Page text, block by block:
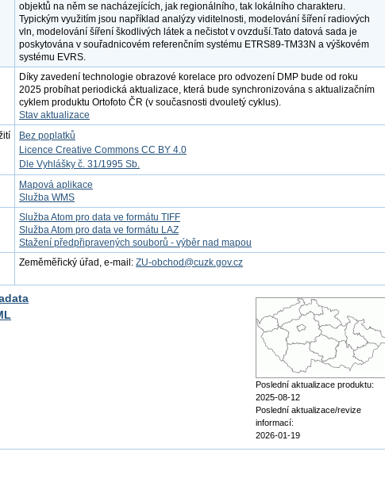
objektů na něm se nacházejících, jak regionálního, tak lokálního charakteru.
Typickým využitím jsou například analýzy viditelnosti, modelování šíření radiových
vln, modelování šíření škodlivých látek a nečistot v ovzduší.Tato datová sada je
poskytována v souřadnicovém referenčním systému ETRS89-TM33N a výškovém
systému EVRS.
Díky zavedení technologie obrazové korelace pro odvození DMP bude od roku
2025 probíhat periodická aktualizace, která bude synchronizována s aktualizačním
cyklem produktu Ortofoto ČR (v současnosti dvouletý cyklus).
Stav aktualizace
Bez poplatků
Licence Creative Commons CC BY 4.0
Dle Vyhlášky č. 31/1995 Sb.
Mapová aplikace
Služba WMS
Služba Atom pro data ve formátu TIFF
Služba Atom pro data ve formátu LAZ
Stažení předpřipravených souborů - výběr nad mapou
Zeměměřický úřad, e-mail: ZU-obchod@cuzk.gov.cz
Poslední aktualizace produktu:
2025-08-12
Poslední aktualizace/revize
informací:
2026-01-19